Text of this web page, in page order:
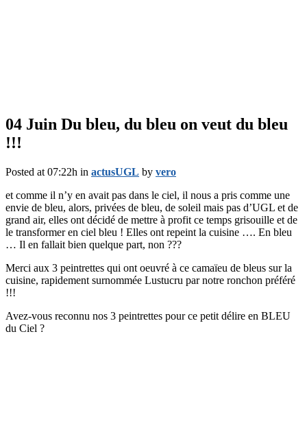
04 Juin Du bleu, du bleu on veut du bleu
!!!
Posted at 07:22h in actusUGL by vero
et comme il n’y en avait pas dans le ciel, il nous a pris comme une
envie de bleu, alors, privées de bleu, de soleil mais pas d’UGL et de
grand air, elles ont décidé de mettre à profit ce temps grisouille et de
le transformer en ciel bleu ! Elles ont repeint la cuisine …. En bleu
… Il en fallait bien quelque part, non ???
Merci aux 3 peintrettes qui ont oeuvré à ce camaïeu de bleus sur la
cuisine, rapidement surnommée Lustucru par notre ronchon préféré
!!!
Avez-vous reconnu nos 3 peintrettes pour ce petit délire en BLEU
du Ciel ?